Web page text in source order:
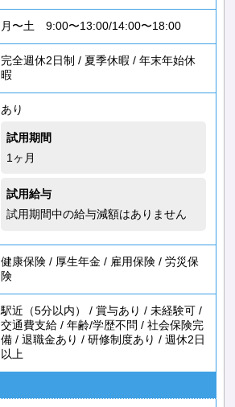
月〜土 9:00〜13:00/14:00〜18:00
完全週休2日制 / 夏季休暇 / 年末年始休
暇
あり
試用期間
1ヶ月
試用給与
試用期間中の給与減額はありません
健康保険/ 厚生年金 / 雇用保険/ 労災保
険
駅近（5分以内） / 賞与あり / 未経験可/
交通費支給 / 年齢/学歴不問 / 社会保険完
備/ 退職金あり / 研修制度あり / 週休2日
以上